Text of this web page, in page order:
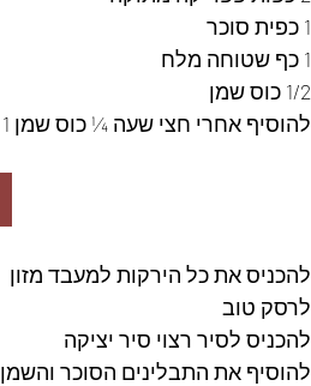
1 כפית סוכר
1 כף שטוחה מלח
1/2 כוס שמן
להוסיף אחרי חצי שעה ¼ כוס שמן 1 כף פפריקה מתוקה
להכניס את כל הירקות למעבד מזון
לרסק טוב
להכניס לסיר רצוי סיר יציקה
להוסיף את התבלינים הסוכר והשמן